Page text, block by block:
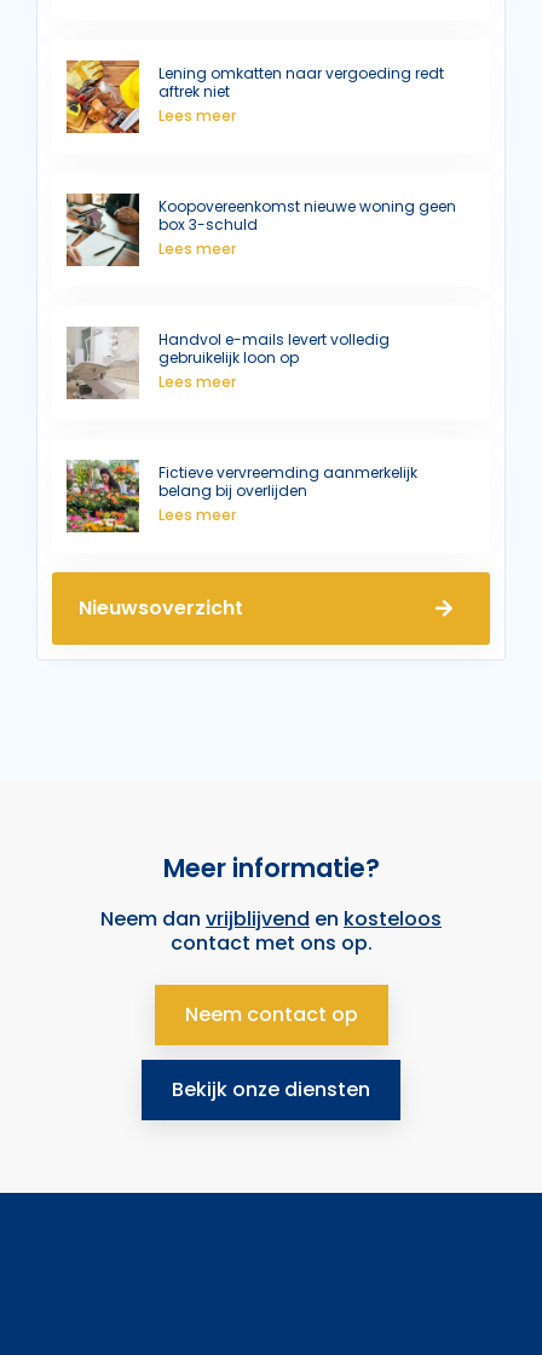
Lening omkatten naar vergoeding redt
aftrek niet
Lees meer
Koopovereenkomst nieuwe woning geen
box 3-schuld
Lees meer
Handvol e-mails levert volledig
gebruikelijk loon op
Lees meer
Fictieve vervreemding aanmerkelijk
belang bij overlijden
Lees meer
Nieuwsoverzicht
Meer informatie?
Neem dan vrijblijvend en kosteloos
contact met ons op.
Neem contact op
Bekijk onze diensten